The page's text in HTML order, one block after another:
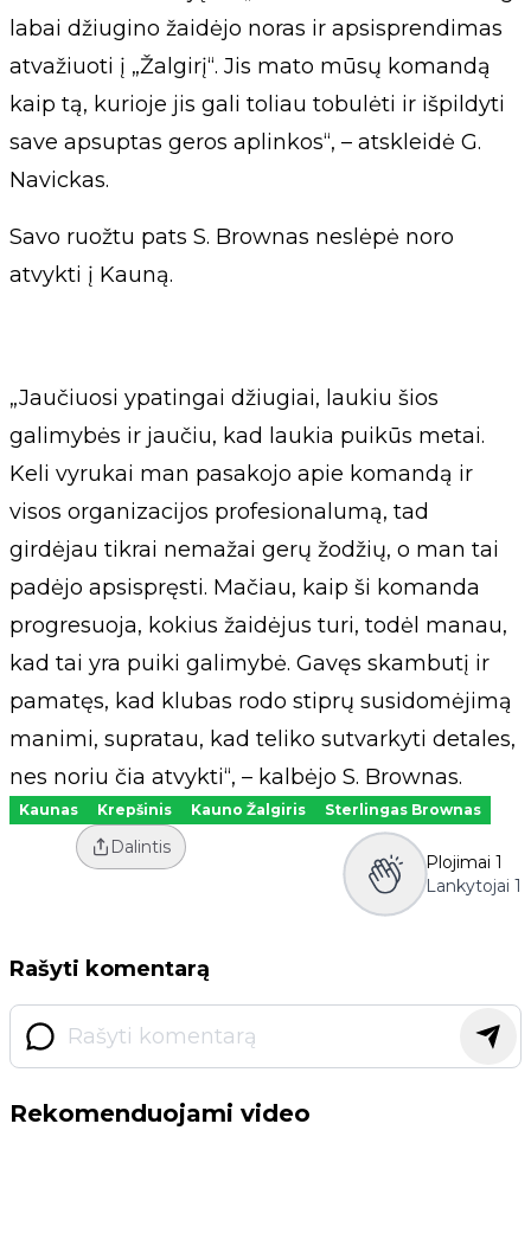
labai džiugino žaidėjo noras ir apsisprendimas
atvažiuoti į „Žalgirį“. Jis mato mūsų komandą
kaip tą, kurioje jis gali toliau tobulėti ir išpildyti
save apsuptas geros aplinkos“, – atskleidė G.
Navickas.
Savo ruožtu pats S. Brownas neslėpė noro
atvykti į Kauną.
„Jaučiuosi ypatingai džiugiai, laukiu šios
galimybės ir jaučiu, kad laukia puikūs metai.
Keli vyrukai man pasakojo apie komandą ir
visos organizacijos profesionalumą, tad
girdėjau tikrai nemažai gerų žodžių, o man tai
padėjo apsispręsti. Mačiau, kaip ši komanda
progresuoja, kokius žaidėjus turi, todėl manau,
kad tai yra puiki galimybė. Gavęs skambutį ir
pamatęs, kad klubas rodo stiprų susidomėjimą
manimi, supratau, kad teliko sutvarkyti detales,
nes noriu čia atvykti“, – kalbėjo S. Brownas.
Kaunas Krepšinis Kauno Žalgiris Sterlingas Brownas
Dalintis
Plojimai 1
Lankytojai 1
Rašyti komentarą
Rekomenduojami video